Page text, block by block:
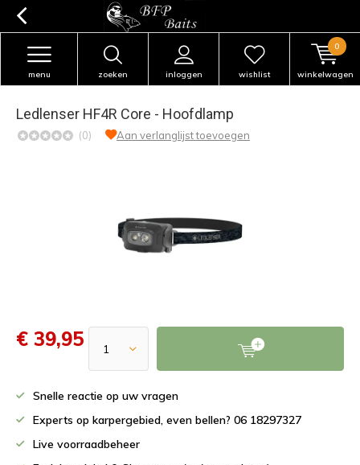
zoeken inloggen
menu wishlist winkelwagen
0
Ledlenser HF4R Core - Hoofdlamp
(0) Aan verlanglijst toevoegen
€ 39,95
Snelle reactie op uw vragen
Experts op karpergebied, even bellen? 06 18297327
Live voorraadbeheer